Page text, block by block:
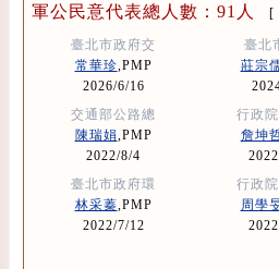
軍公民意代表總人數：91人 [
臺北市政府交
常華珍,PMP
2026/6/16
臺北
莊宗
交通部公路總
陳瑞娟,PMP
2022/8/4
行政
詹坤
臺北市政府環
林采蓁,PMP
2022/7/12
行政
周學